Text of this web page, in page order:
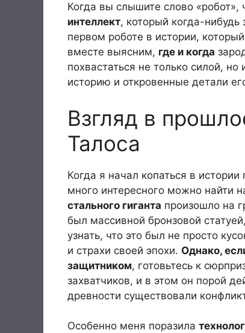
Когда вы слышите слово
интеллект, который когда-
первом роботе в истории,
вместе выясним, где и когда
похвастаться не только силой,
историю и откровенные детали
Взгляд в
Талоса
Когда я начал копаться в
много интересного можно найти
стального гиганта произошло на
был массивной бронзовой
узнать, что это был не просто
и страхи своей эпохи. Однако,
защитником, готовьтесь к
захватчиков, и в этом он порой
древности существовали
Особенно меня поразила